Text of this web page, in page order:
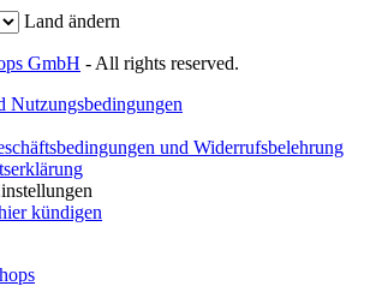
Land ändern
GmbH - All rights reserved.
Nutzungsbedingungen
und Widerrufsbelehrung
kündigen